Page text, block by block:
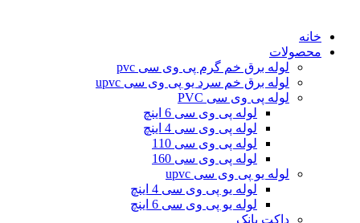
خانه
محصولات
لوله برق خم گرم پی وی سی pvc
لوله برق خم سرد یو پی وی سی upvc
لوله پی وی سی PVC
لوله پی وی سی 6 اینچ
لوله پی وی سی 4 اینچ
لوله پی وی سی 110
لوله پی وی سی 160
لوله یو پی وی سی upvc
لوله یو پی وی سی 4 اینچ
لوله یو پی وی سی 6 اینچ
داکت بانک